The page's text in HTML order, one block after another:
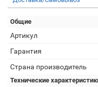
Общие
Артикул
Гарантия
Страна производитель
Технические